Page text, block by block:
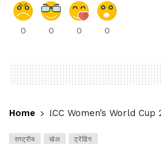
0 0 0 0
Home ICC Women’s World Cup
राष्ट्रीय खेल ट्रेंडिंग